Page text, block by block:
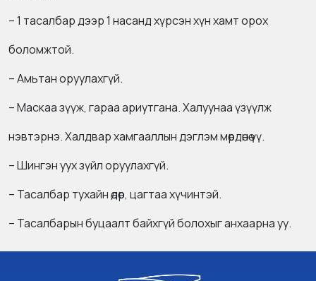
– 1 тасалбар дээр 1 насанд хүрсэн хүн хамт орох
боломжтой.
– Амьтан оруулахгүй.
– Маскаа зүүж, гараа ариутгана. Халуунаа үзүүлж
нэвтэрнэ. Халдвар хамгааллын дэглэм мөрдөнө үү.
– Шингэн уух зүйл оруулахгүй.
– Тасалбар тухайн өдөр, цагтаа хүчинтэй.
– Тасалбарын буцаалт байхгүй болохыг анхаарна уу.